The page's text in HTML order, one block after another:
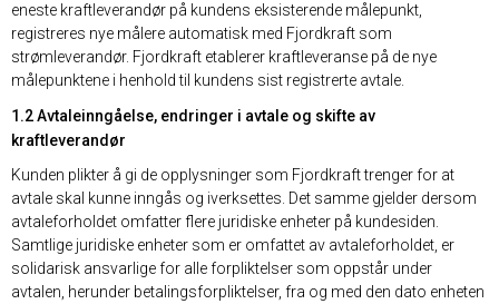
eneste kraftleverandør på kundens eksisterende målepunkt,
registreres nye målere automatisk med Fjordkraft som
strømleverandør. Fjordkraft etablerer kraftleveranse på de nye
målepunktene i henhold til kundens sist registrerte avtale.
1.2 Avtaleinngåelse, endringer i avtale og skifte av
kraftleverandør
Kunden plikter å gi de opplysninger som Fjordkraft trenger for at
avtale skal kunne inngås og iverksettes. Det samme gjelder dersom
avtaleforholdet omfatter flere juridiske enheter på kundesiden.
Samtlige juridiske enheter som er omfattet av avtaleforholdet, er
solidarisk ansvarlige for alle forpliktelser som oppstår under
avtalen, herunder betalingsforpliktelser, fra og med den dato enheten